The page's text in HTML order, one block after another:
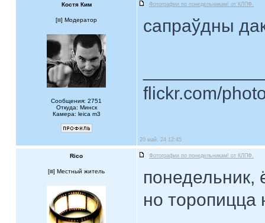
Костя Ким Фотографии по понедельникам! от КЛПФ.
[ ] Модератор
Сообщения: 2751
Откуда: Минск
Камера: leica m3
сапраўдны
flickr.com/
20 май, 24 12:45
Rico Фотографии по понедельникам! от КЛПФ.
[ ] Местный житель
понедельник,
но торопицца